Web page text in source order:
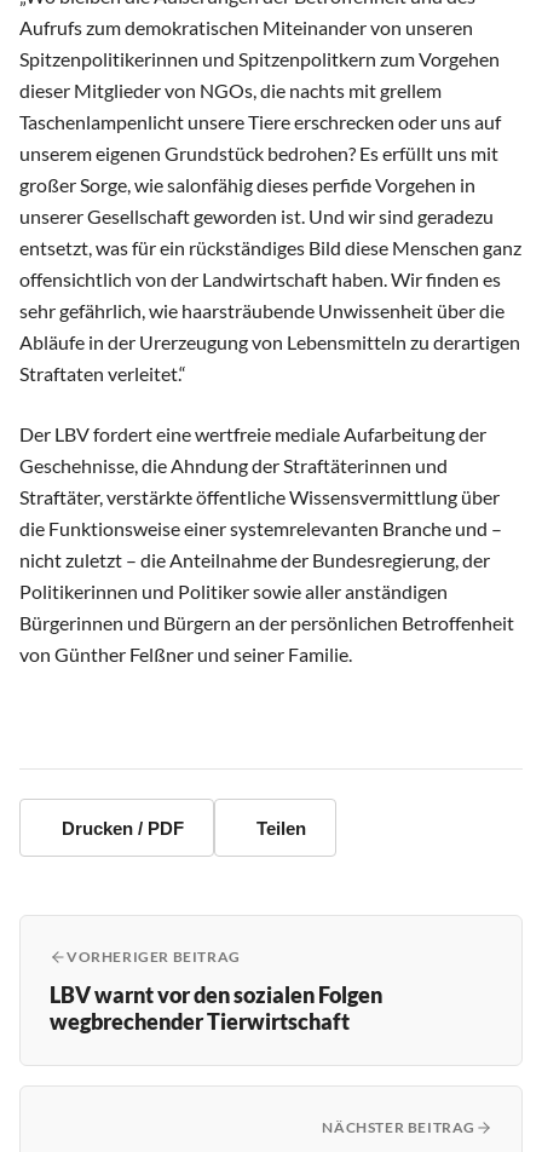
Aufrufs zum demokratischen Miteinander von unseren
Spitzenpolitikerinnen und Spitzenpolitkern zum Vorgehen
dieser Mitglieder von NGOs, die nachts mit grellem
Taschenlampenlicht unsere Tiere erschrecken oder uns auf
unserem eigenen Grundstück bedrohen? Es erfüllt uns mit
großer Sorge, wie salonfähig dieses perfide Vorgehen in
unserer Gesellschaft geworden ist. Und wir sind geradezu
entsetzt, was für ein rückständiges Bild diese Menschen ganz
offensichtlich von der Landwirtschaft haben. Wir finden es
sehr gefährlich, wie haarsträubende Unwissenheit über die
Abläufe in der Urerzeugung von Lebensmitteln zu derartigen
Straftaten verleitet.“
Der LBV fordert eine wertfreie mediale Aufarbeitung der
Geschehnisse, die Ahndung der Straftäterinnen und
Straftäter, verstärkte öffentliche Wissensvermittlung über
die Funktionsweise einer systemrelevanten Branche und –
nicht zuletzt – die Anteilnahme der Bundesregierung, der
Politikerinnen und Politiker sowie aller anständigen
Bürgerinnen und Bürgern an der persönlichen Betroffenheit
von Günther Felßner und seiner Familie.
Drucken / PDF Teilen
VORHERIGER BEITRAG
LBV warnt vor den sozialen Folgen
wegbrechender Tierwirtschaft
NÄCHSTER BEITRAG